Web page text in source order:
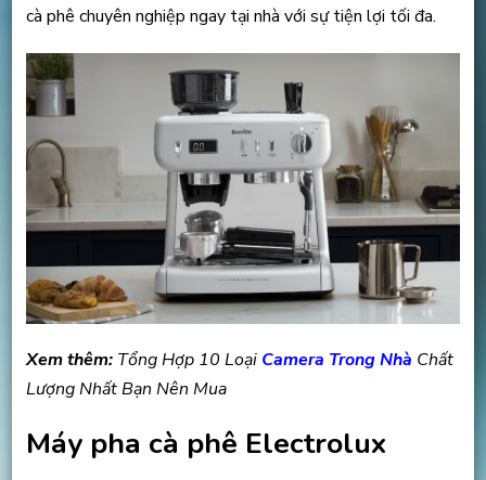
cà phê chuyên nghiệp ngay tại nhà với sự tiện lợi tối đa.
Xem thêm: Tổng Hợp 10 Loại Camera Trong Nhà Chất
Lượng Nhất Bạn Nên Mua
Máy pha cà phê Electrolux